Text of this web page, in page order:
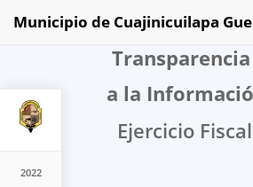
2022
Municipio de Cuajinicuilapa
a la
Ejercicio Fiscal